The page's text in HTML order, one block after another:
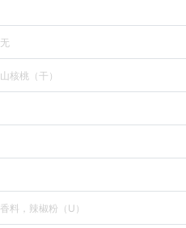
无
山核桃（干）
香料，辣椒粉（U）